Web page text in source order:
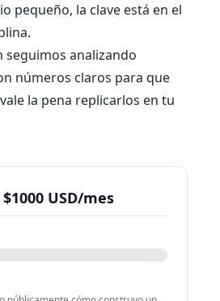
pequeño, la clave está en el
seguimos analizando
números claros para que
la pena replicarlos en tu
USD/mes